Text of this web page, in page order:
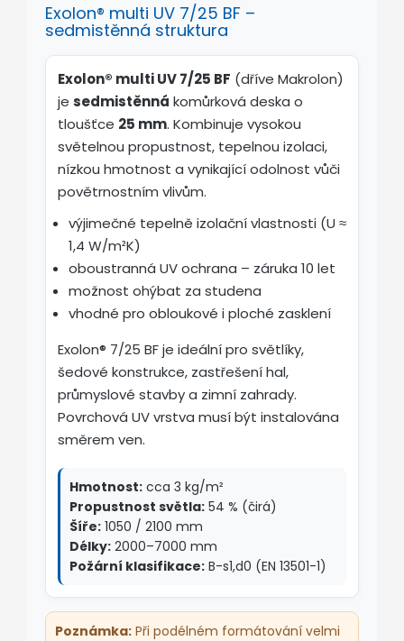
Exolon® multi UV 7/25 BF –
sedmistěnná struktura
Exolon® multi UV 7/25 BF (dříve Makrolon)
je sedmistěnná komůrková deska o
tloušťce 25 mm. Kombinuje vysokou
světelnou propustnost, tepelnou izolaci,
nízkou hmotnost a vynikající odolnost vůči
povětrnostním vlivům.
výjimečné tepelně izolační vlastnosti (U ≈
1,4 W/m²K)
oboustranná UV ochrana – záruka 10 let
možnost ohýbat za studena
vhodné pro obloukové i ploché zasklení
Exolon® 7/25 BF je ideální pro světlíky,
šedové konstrukce, zastřešení hal,
průmyslové stavby a zimní zahrady.
Povrchová UV vrstva musí být instalována
směrem ven.
Hmotnost: cca 3 kg/m²
Propustnost světla: 54 % (čirá)
Šíře: 1050 / 2100 mm
Délky: 2000–7000 mm
Požární klasifikace: B-s1,d0 (EN 13501-1)
Poznámka: Při podélném formátování velmi